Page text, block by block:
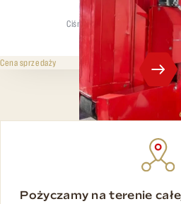
Ciśnienie rozdzielające
Cena sprzedaży
Pożyczamy na terenie